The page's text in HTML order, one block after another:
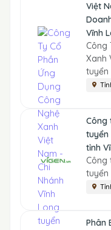
Việt
Vĩnh
Công
Xanh
tuyển
Công
tuyển
tỉnh
Công
tuyển
Phân